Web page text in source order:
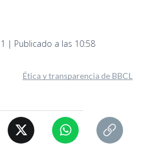
| Publicado a las 10:58
Ética y transparencia de BBCL